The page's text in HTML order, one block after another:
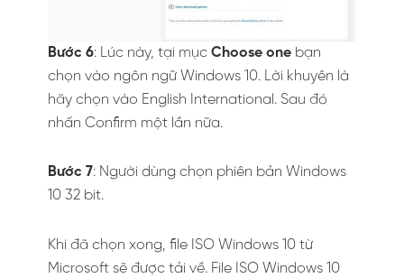
Bước 6: Lúc này, tại mục Choose one bạn
chọn vào ngôn ngữ Windows 10. Lời khuyên là
hãy chọn vào English International. Sau đó
nhấn Confirm một lần nữa.
Bước 7: Người dùng chọn phiên bản Windows
10 32 bit.
Khi đã chọn xong, file ISO Windows 10 từ
Microsoft sẽ được tải về. File ISO Windows 10